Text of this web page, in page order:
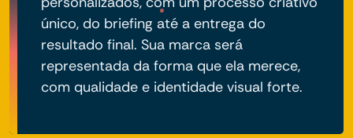
único, do briefing até a entrega do
resultado final. Sua marca será
representada da forma que ela merece,
com qualidade e identidade visual forte.